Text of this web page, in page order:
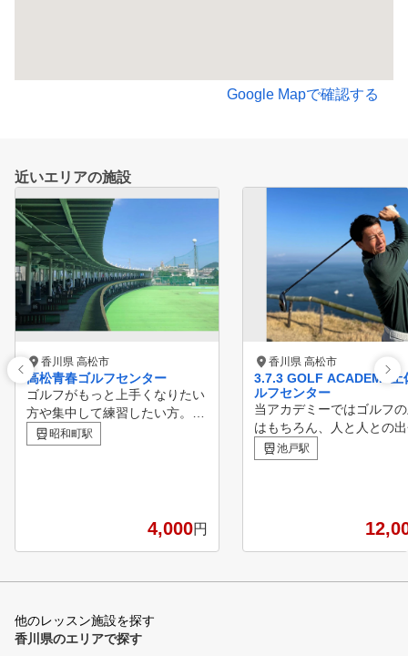
Google Mapで確認する
近いエリアの施設
香川県 高松市
高松青春ゴルフセンター
ゴルフがもっと上手くなりたい
方や集中して練習したい方。
ドライバーが曲がったり、飛距
離が伸びない方、アプローチが
昭和町駅
4,000円
香川県 高松市
3.7.3 GOLF ACADEMY上
ルフセンター
当アカデミーではゴルフ
はもちろん、人と人との
、繋がりを大切にし、多
々とゴルフライフを一緒
是非一度受講してみて下
またジュニアの育成には
池戸駅
他のレッスン施設を探す
香川県のエリアで探す